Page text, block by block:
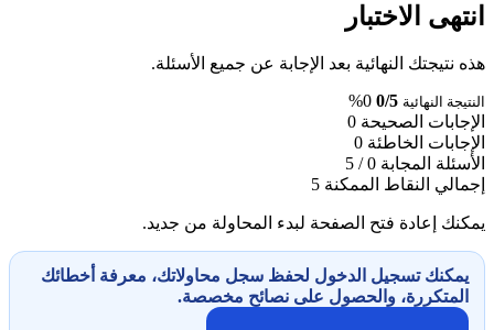
انتهى الاختبار
هذه نتيجتك النهائية بعد الإجابة عن جميع الأسئلة.
النتيجة النهائية 0/5
0%
الإجابات الصحيحة 0
الإجابات الخاطئة 0
الأسئلة المجابة 0 / 5
إجمالي النقاط الممكنة 5
يمكنك إعادة فتح الصفحة لبدء المحاولة من جديد.
يمكنك تسجيل الدخول لحفظ سجل محاولاتك، معرفة أخطائك
المتكررة، والحصول على نصائح مخصصة.